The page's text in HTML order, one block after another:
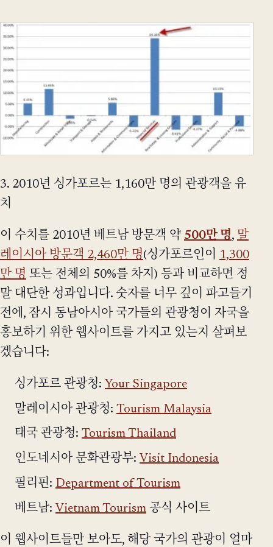
3. 2010년 싱가포르는 1,160만 명의 관광객을 유
치
이 수치를 2010년 베트남 방문객 약 500만 명, 말
레이시아 방문객 2,460만 명(싱가포르인이 1,300
만 명 또는 전체의 50%를 차지) 등과 비교하면 정
말 대단한 성과입니다. 숫자를 너무 깊이 파고들기
전에, 잠시 동남아시아 국가들의 관광청이 자국을
홍보하기 위한 웹사이트를 가지고 있는지 살펴보
겠습니다:
싱가포르 관광청: Your Singapore
말레이시아 관광청: Tourism Malaysia
태국 관광청: Tourism Thailand
인도네시아 문화관광부: Visit Indonesia
필리핀: Department of Tourism
베트남: Vietnam Tourism 공식 사이트
이 웹사이트들만 보아도, 해당 국가의 관광이 얼마